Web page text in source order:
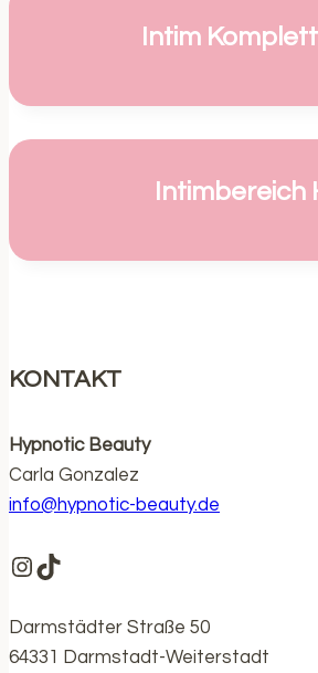
Intim
Intimbereich
KONTAKT
Hypnotic Beauty
Carla Gonzalez
info@hypnotic-beauty.de
https://
https://
Darmstädter Straße 50
64331 Darmstadt-Weiterstadt